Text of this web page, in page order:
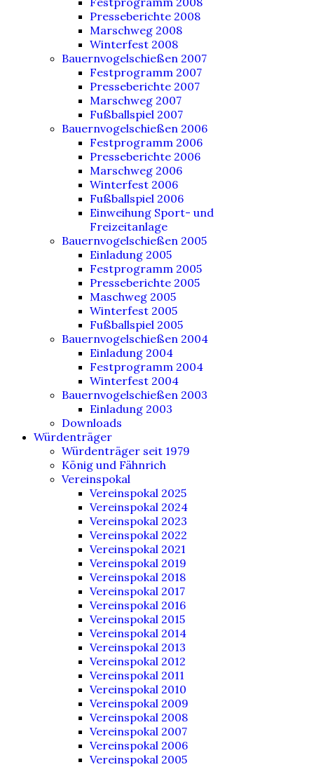
Presseberichte 2008
Marschweg 2008
Winterfest 2008
Bauernvogelschießen 2007
Festprogramm 2007
Presseberichte 2007
Marschweg 2007
Fußballspiel 2007
Bauernvogelschießen 2006
Festprogramm 2006
Presseberichte 2006
Marschweg 2006
Winterfest 2006
Fußballspiel 2006
Einweihung Sport- und
Freizeitanlage
Bauernvogelschießen 2005
Einladung 2005
Festprogramm 2005
Presseberichte 2005
Maschweg 2005
Winterfest 2005
Fußballspiel 2005
Bauernvogelschießen 2004
Einladung 2004
Festprogramm 2004
Winterfest 2004
Bauernvogelschießen 2003
Einladung 2003
Downloads
Würdenträger
Würdenträger seit 1979
König und Fähnrich
Vereinspokal
Vereinspokal 2025
Vereinspokal 2024
Vereinspokal 2023
Vereinspokal 2022
Vereinspokal 2021
Vereinspokal 2019
Vereinspokal 2018
Vereinspokal 2017
Vereinspokal 2016
Vereinspokal 2015
Vereinspokal 2014
Vereinspokal 2013
Vereinspokal 2012
Vereinspokal 2011
Vereinspokal 2010
Vereinspokal 2009
Vereinspokal 2008
Vereinspokal 2007
Vereinspokal 2006
Vereinspokal 2005